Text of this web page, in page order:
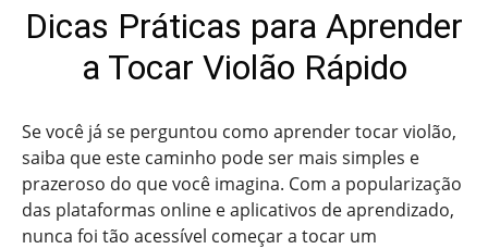
Dicas Práticas para Aprender
a Tocar Violão Rápido
Se você já se perguntou como aprender tocar violão,
saiba que este caminho pode ser mais simples e
prazeroso do que você imagina. Com a popularização
das plataformas online e aplicativos de aprendizado,
nunca foi tão acessível começar a tocar um